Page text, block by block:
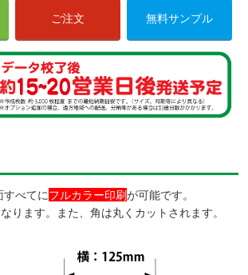
ご注文 無料サンプル
べてにフルカラー印刷が可能です。
ります。また、角は丸くカットされます。